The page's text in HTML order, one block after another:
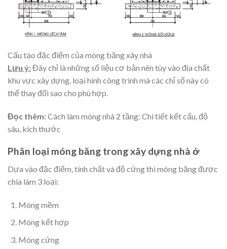
Cấu tạo đặc điểm của móng băng xây nhà
Lưu ý:Đây chỉ là những số liệu cơ bản nên tùy vào địa chất
khu vực xây dựng, loại hình công trình mà các chỉ số này có
thể thay đổi sao cho phù hợp.
Đọc thêm:Cách làm móng nhà 2 tầng: Chi tiết kết cấu, độ
sâu, kích thước
Phân loại móng băng trong xây dựng nhà ở
Dựa vào đặc điểm, tính chất và độ cứng thì móng băng được
chia làm 3 loại:
Móng mềm
Móng kết hợp
Móng cứng